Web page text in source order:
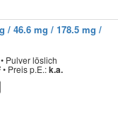
/ 46.6 mg / 178.5 mg /
Pulver löslich
• Preis p.E.:k.a.